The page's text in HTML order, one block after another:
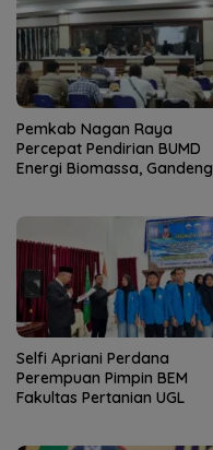
Pemkab Nagan Raya
Percepat Pendirian BUMD
Energi Biomassa, Gandeng
Selfi Apriani Perdana
Perempuan Pimpin BEM
Fakultas Pertanian UGL